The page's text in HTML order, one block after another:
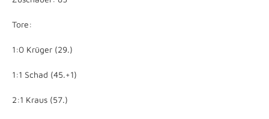
Tore:
1:0 Krüger (29.)
1:1 Schad (45.+1)
2:1 Kraus (57.)